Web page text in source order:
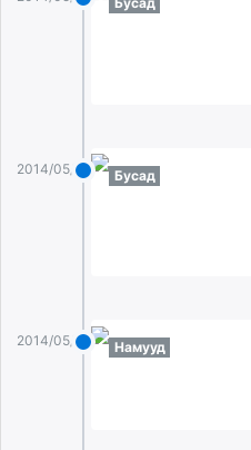
unuudur.mn
tumen.mn
shuum.mn
assa.mn
toim.mn
2014/05/06 Бусад
2014/05/06 Намууд